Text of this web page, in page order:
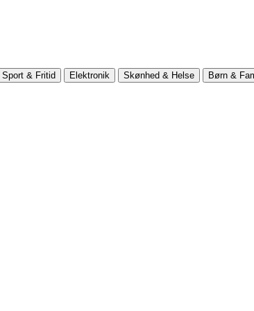
Sport & Fritid Elektronik Skønhed & Helse Børn &